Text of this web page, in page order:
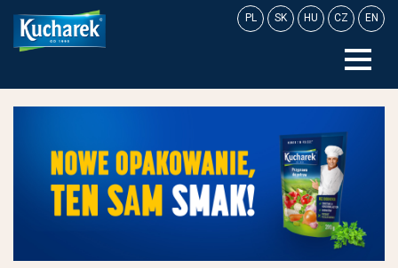
Skip
PL SK HU CZ EN